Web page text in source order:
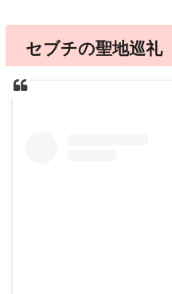
セブチの聖地巡礼